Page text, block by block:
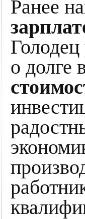
Ранее
о долге